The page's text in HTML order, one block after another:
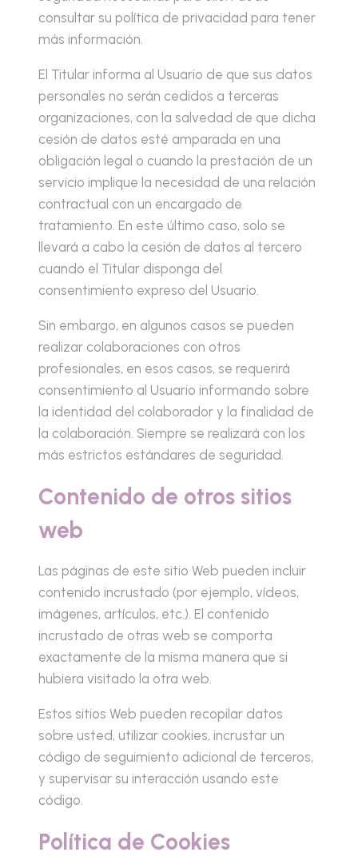
consultar su política de privacidad para tener
más información.
El Titular informa al Usuario de que sus datos
personales no serán cedidos a terceras
organizaciones, con la salvedad de que dicha
cesión de datos esté amparada en una
obligación legal o cuando la prestación de un
servicio implique la necesidad de una relación
contractual con un encargado de
tratamiento. En este último caso, solo se
llevará a cabo la cesión de datos al tercero
cuando el Titular disponga del
consentimiento expreso del Usuario.
Sin embargo, en algunos casos se pueden
realizar colaboraciones con otros
profesionales, en esos casos, se requerirá
consentimiento al Usuario informando sobre
la identidad del colaborador y la finalidad de
la colaboración. Siempre se realizará con los
más estrictos estándares de seguridad.
Contenido de otros sitios
web
Las páginas de este sitio Web pueden incluir
contenido incrustado (por ejemplo, vídeos,
imágenes, artículos, etc.). El contenido
incrustado de otras web se comporta
exactamente de la misma manera que si
hubiera visitado la otra web.
Estos sitios Web pueden recopilar datos
sobre usted, utilizar cookies, incrustar un
código de seguimiento adicional de terceros,
y supervisar su interacción usando este
código.
Política de Cookies